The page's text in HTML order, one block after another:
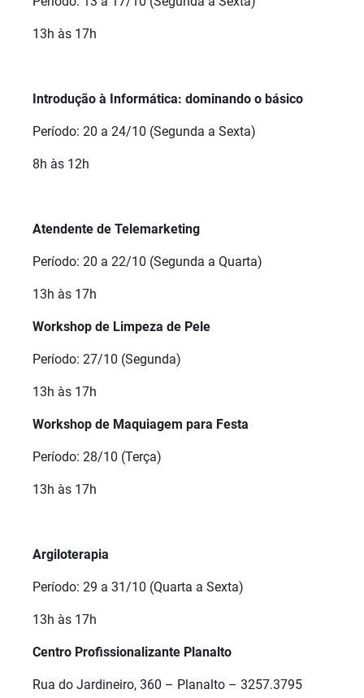
13h às 17h
Introdução à Informática: dominando o básico
Período: 20 a 24/10 (Segunda a Sexta)
8h às 12h
Atendente de Telemarketing
Período: 20 a 22/10 (Segunda a Quarta)
13h às 17h
Workshop de Limpeza de Pele
Período: 27/10 (Segunda)
13h às 17h
Workshop de Maquiagem para Festa
Período: 28/10 (Terça)
13h às 17h
Argiloterapia
Período: 29 a 31/10 (Quarta a Sexta)
13h às 17h
Centro Profissionalizante Planalto
Rua do Jardineiro, 360 – Planalto – 3257.3795